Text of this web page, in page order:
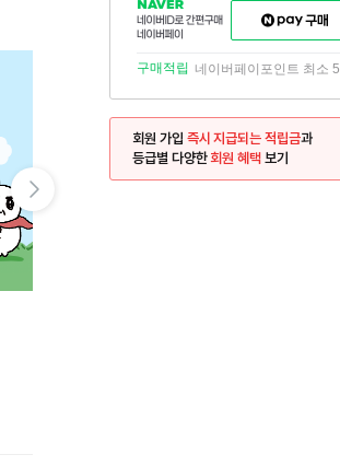
NAVER
네이버
ID로
간편구매
네이버페이
구매하기
구매적립 네이버페이포인트 최소 5.5% 적립
회원 가입 즉시 지급되는 적립금과
등급별 다양한회원 혜택 보기